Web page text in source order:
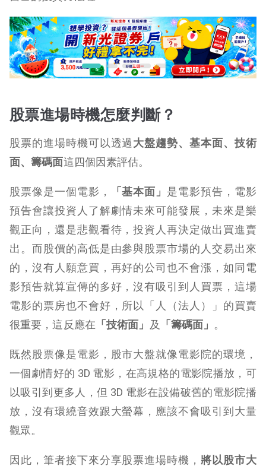
股票進場時機怎麼判斷？
股票的進場時機可以透過大盤趨勢、基本面、技術
面、籌碼面這四個因素評估。
股票像是一個電影， 「基本面」 是電影預告，電影
預告會讓投資人了解劇情未來可能發展，未來是樂
觀正向，還是悲觀看待，投資人再決定做出買進賣
出。而股價的高低是由參與股票市場的人交易出來
的，沒有人願意買，再好的公司也不會漲，如同電
影預告就算宣傳的多好，沒有吸引到人買票，這場
電影的票房也不會好，所以「人（法人）」的買賣
很重要，這反應在 「技術面」 及 「籌碼面」 。
既然股票像是電影，股市大盤就像電影院的環境，
一個劇情好的 3D 電影，在高規格的電影院播放，可
以吸引到更多人，但 3D 電影在設備破舊的電影院播
放，沒有環繞音效跟大螢幕，應該不會吸引到大量
觀眾。
因此，筆者接下來分享股票進場時機， 將以股市大